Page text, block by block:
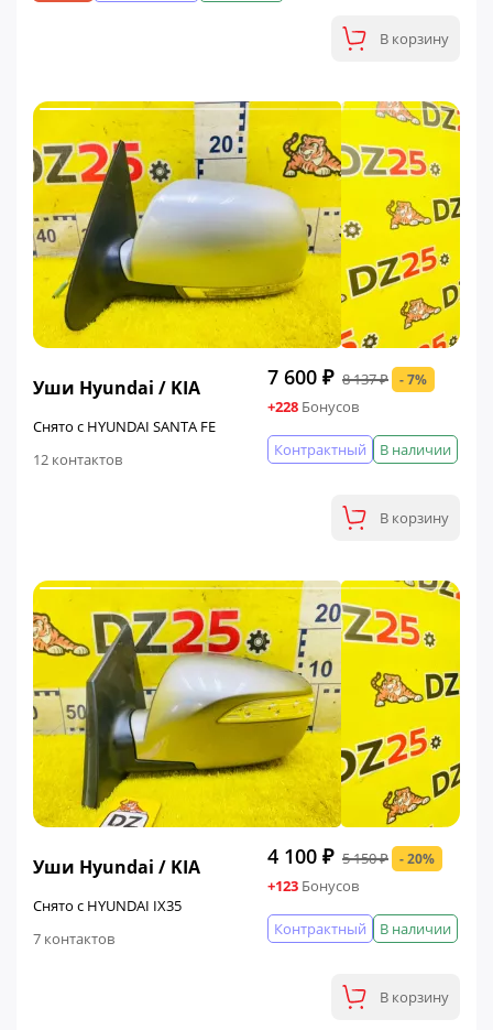
В корзину
Уши Hyundai / KIA
Снято с HYUNDAI SANTA FE
12 контактов
7 600 ₽ 8 137 ₽ - 7%
+228 Бонусов
В наличии
Контрактный
В корзину
Уши Hyundai / KIA
Снято с HYUNDAI IX35
7 контактов
4 100 ₽ 5 150 ₽ - 20%
+123 Бонусов
В наличии
Контрактный
В корзину